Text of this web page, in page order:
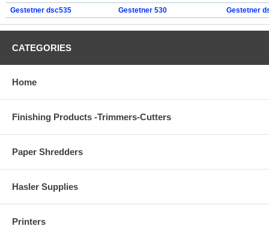
Gestetner dsc535
Gestetner 530 Gestetner
CATEGORIES
Home
Finishing Products -Trimmers-Cutters
Paper Shredders
Hasler Supplies
Printers